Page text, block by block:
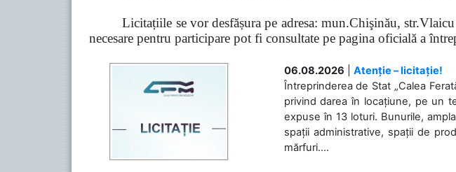
Licitațiile se vor desfășura pe adresa: mun.Chişinău,
necesare pentru participare pot fi consultate pe pagina oficială a
06.08.2026
Atenție – licitație!
Întreprinderea de Stat „Calea
privind darea în locațiune, pe un
expuse în 13 loturi. Bunurile,
spații administrative, spații de
mărfuri....